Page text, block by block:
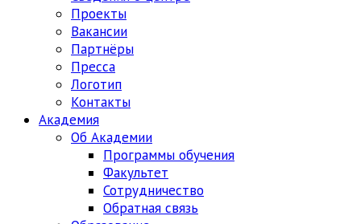
Проекты
Вакансии
Партнёры
Пресса
Логотип
Контакты
Академия
Об Академии
Программы обучения
Факультет
Сотрудничество
Обратная связь